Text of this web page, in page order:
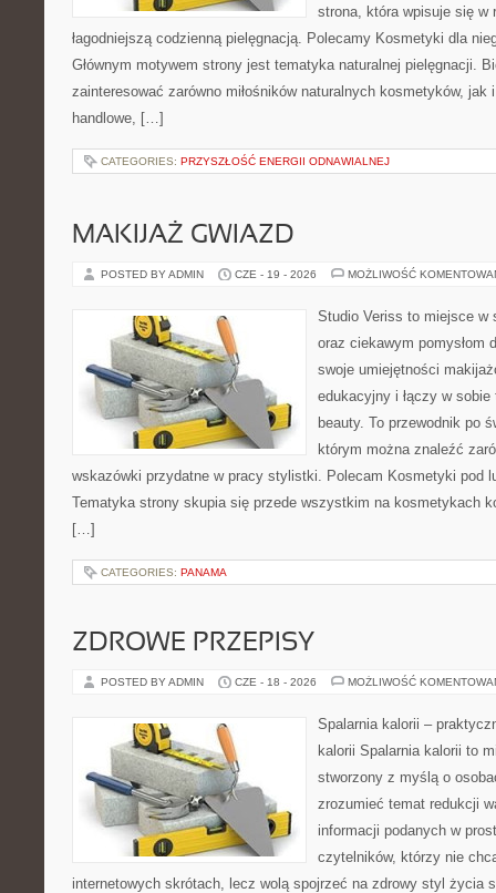
strona, która wpisuje się w
łagodniejszą codzienną pielęgnacją. Polecamy Kosmetyki dla
Głównym motywem strony jest tematyka naturalnej pielęgnacji.
zainteresować zarówno miłośników naturalnych kosmetyków, jak
handlowe, […]
CATEGORIES: PRZYSZŁOŚĆ ENERGII ODNAWIALNEJ
MAKIJAŻ GWIAZD
POSTED BY ADMIN CZE - 19 - 2026 MOŻLIWOŚĆ
Studio Veriss to miejsce w
oraz ciekawym pomysłom
swoje umiejętności
edukacyjny i łączy w
beauty. To przewodnik po
którym można znaleźć
wskazówki przydatne w pracy stylistki. Polecam Kosmetyki pod
Tematyka strony skupia się przede wszystkim na kosmetykach
[…]
CATEGORIES: PANAMA
ZDROWE PRZEPISY
POSTED BY ADMIN CZE - 18 - 2026 MOŻLIWOŚĆ
Spalarnia kalorii –
kalorii Spalarnia kalorii to
stworzony z myślą o
zrozumieć temat redukcji
informacji podanych w
czytelników, którzy nie
internetowych skrótach, lecz wolą spojrzeć na zdrowy styl życia